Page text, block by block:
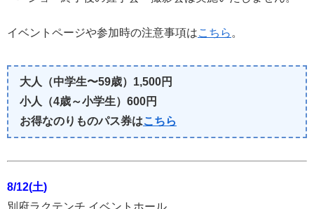
イベントページや参加時の注意事項はこちら 。
大人（中学生〜59歳）1,500円
小人（4歳～小学生）600円
お得なのりものパス券はこちら
8/12(土)